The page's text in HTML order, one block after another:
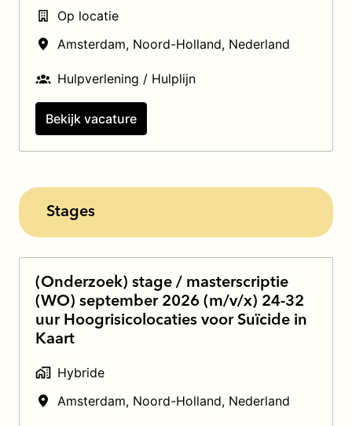
Op locatie
Amsterdam, Noord-Holland, Nederland
Hulpverlening / Hulplijn
Bekijk vacature
Stages
(Onderzoek) stage / masterscriptie
(WO) september 2026 (m/v/x) 24-32
uur Hoogrisicolocaties voor Suïcide in
Kaart
Hybride
Amsterdam, Noord-Holland, Nederland